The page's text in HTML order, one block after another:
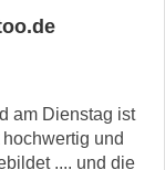
am Dienstag ist
und
.... und die